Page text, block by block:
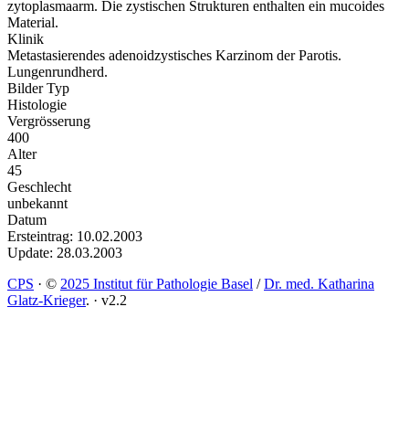
zytoplasmaarm. Die zystischen Strukturen enthalten ein mucoides
Material.
Klinik
Metastasierendes adenoidzystisches Karzinom der Parotis.
Lungenrundherd.
Bilder Typ
Histologie
Vergrösserung
400
Alter
45
Geschlecht
unbekannt
Datum
Ersteintrag: 10.02.2003
Update: 28.03.2003
CPS · © 2025 Institut für Pathologie Basel /Dr. med. Katharina
Glatz-Krieger. · v2.2